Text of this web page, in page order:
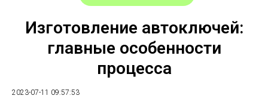
Изготовление автоключей:
главные особенности
процесса
2023-07-11 09:57:53